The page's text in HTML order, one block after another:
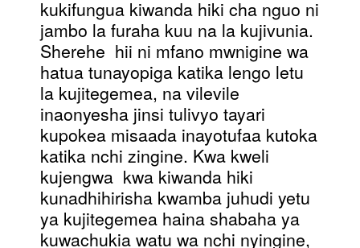
kukifungua kiwanda hiki cha nguo ni
jambo la furaha kuu na la kujivunia.
Sherehe hii ni mfano mwnigine wa
hatua tunayopiga katika lengo letu
la kujitegemea, na vilevile
inaonyesha jinsi tulivyo tayari
kupokea misaada inayotufaa kutoka
katika nchi zingine. Kwa kweli
kujengwa kwa kiwanda hiki
kunadhihirisha kwamba juhudi yetu
ya kujitegemea haina shabaha ya
kuwachukia watu wa nchi nyingine,